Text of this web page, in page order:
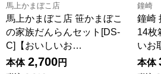
馬上かまぼこ店
馬上かまぼこ店 笹かまぼこ
の家族だんらんセット[DS-
C]【おいしいお…
本体 2,700円
鐘崎
鐘崎
14枚
いお
本体